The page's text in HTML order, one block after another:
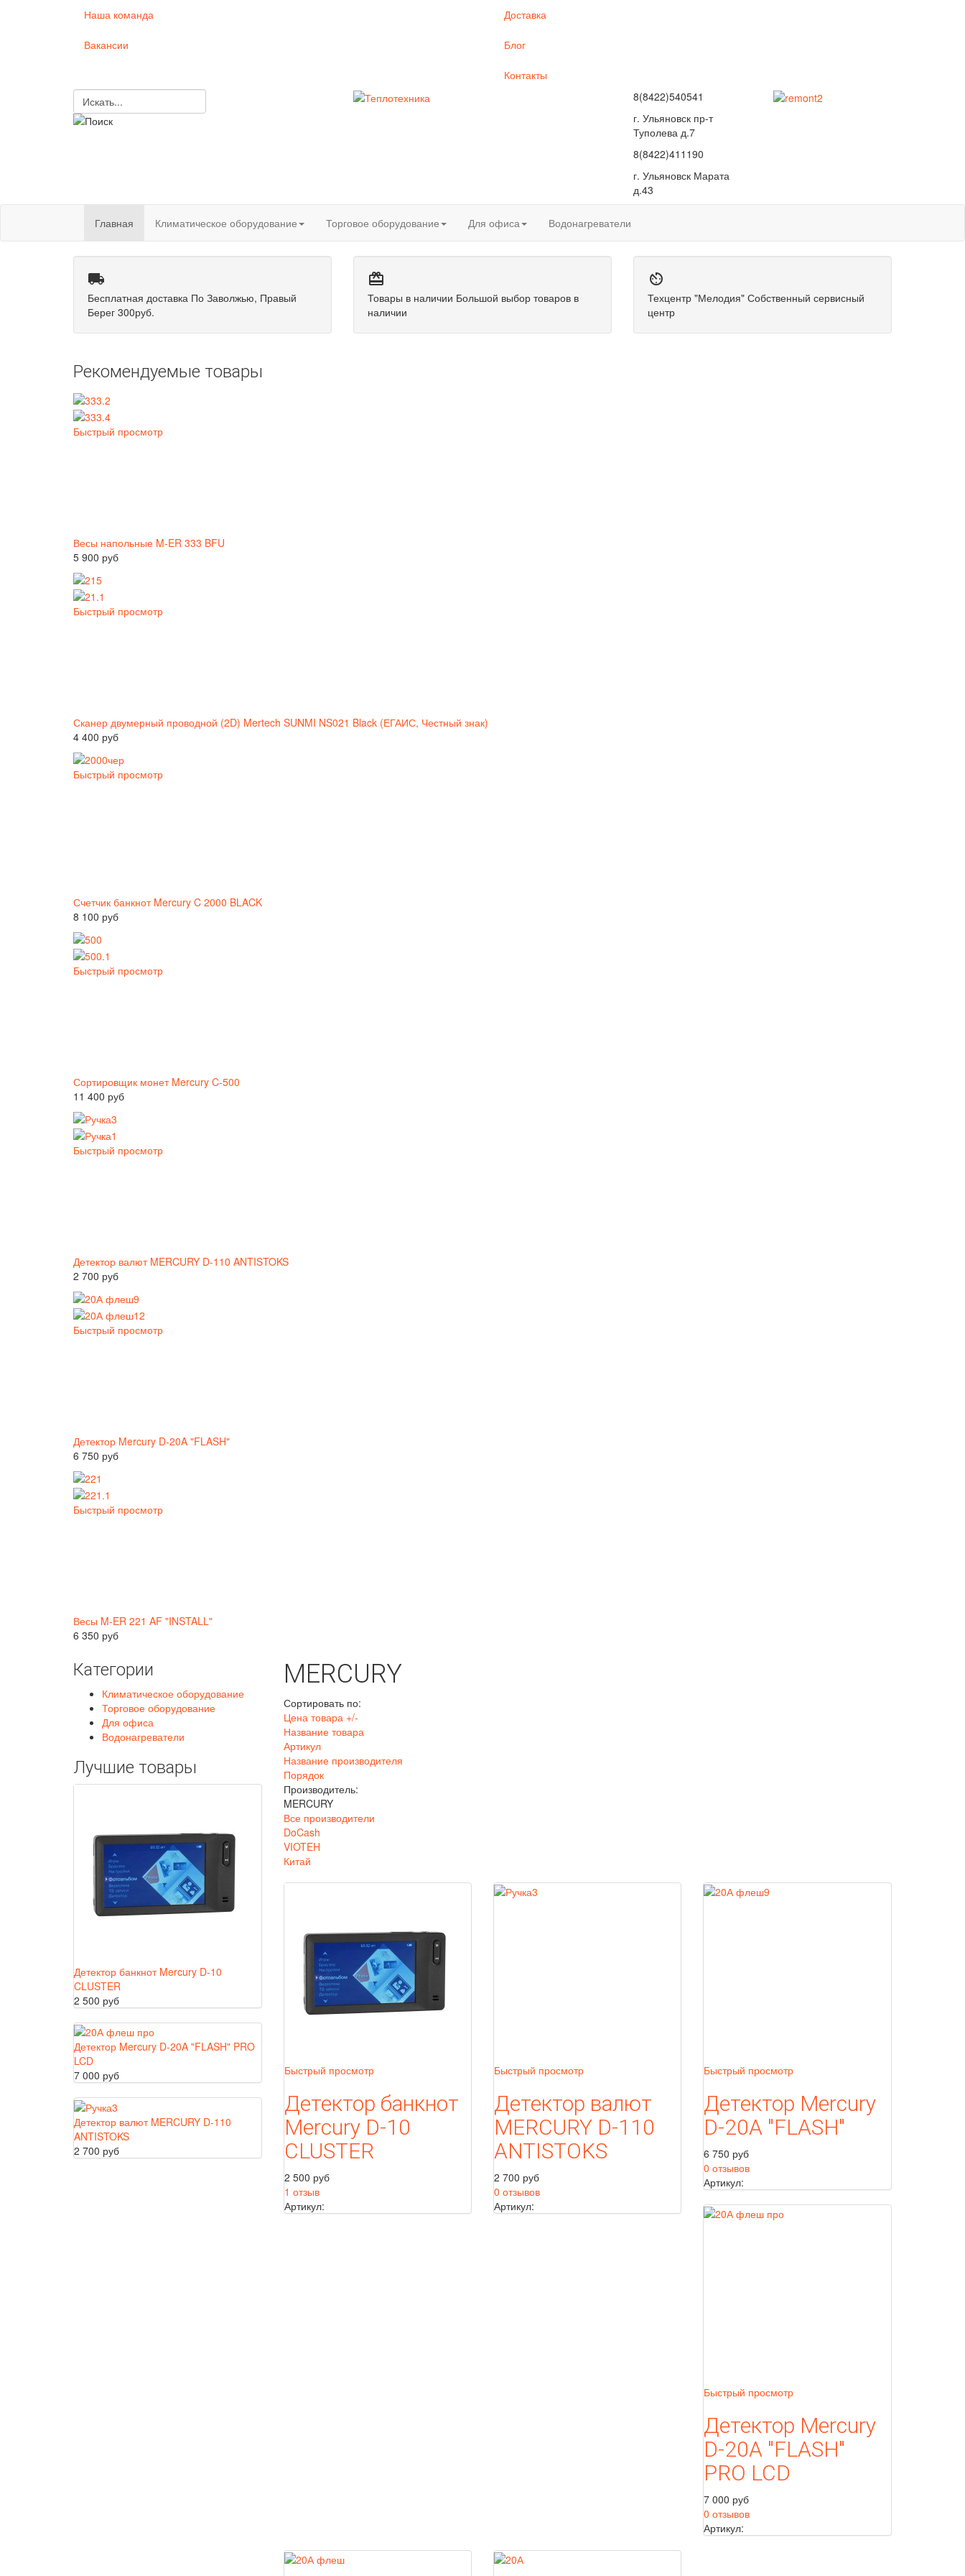
Наша команда
Вакансии
Доставка
Блог
Контакты
8(8422)540541
г. Ульяновск пр-т
Туполева д.7
8(8422)411190
г. Ульяновск Марата
д.43
Главная Климатическое оборудование Торговое оборудование Для офиса Водонагреватели

Бесплатная доставка По Заволжью, Правый
Берег 300руб.

Товары в наличии Большой выбор товаров в
наличии

Техцентр "Мелодия" Собственный сервисный
центр
Рекомендуемые товары
Быстрый просмотр
Весы напольные M-ER 333 BFU
5 900 руб
Быстрый просмотр
Сканер двумерный проводной (2D) Mertech SUNMI NS021 Black (ЕГАИС, Честный знак)
4 400 руб
Быстрый просмотр
Счетчик банкнот Mercury C 2000 BLACK
8 100 руб
Быстрый просмотр
Сортировщик монет Mercury C-500
11 400 руб
Быстрый просмотр
Детектор валют MERCURY D-110 ANTISTOKS
2 700 руб
Быстрый просмотр
Детектор Mercury D-20A "FLASH"
6 750 руб
Быстрый просмотр
Весы M-ER 221 AF "INSTALL"
6 350 руб
MERCURY
Сортировать по:
Цена товара +/-
Название товара
Артикул
Название производителя
Порядок
Производитель:
MERCURY
Все производители
DoCash
VIOTEH
Китай
Быстрый просмотр
Детектор банкнот
Mercury D-10
CLUSTER
2 500 руб
1 отзыв
Артикул:
Быстрый просмотр
Детектор валют
MERCURY D-110
ANTISTOKS
2 700 руб
0 отзывов
Артикул:
Быстрый просмотр
Детектор Mercury
D-20A "FLASH"
6 750 руб
0 отзывов
Артикул:
Быстрый просмотр
Детектор Mercury
D-20A "FLASH"
PRO LCD
7 000 руб
0 отзывов
Артикул:
Категории
Климатическое оборудование
Торговое оборудование
Для офиса
Водонагреватели
Лучшие товары
Детектор банкнот Mercury D-10
CLUSTER
2 500 руб
Детектор Mercury D-20A "FLASH" PRO
LCD
7 000 руб
Детектор валют MERCURY D-110
ANTISTOKS
2 700 руб